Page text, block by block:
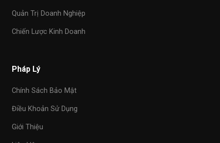
Quản Trị Doanh Nghiệp
Chiến Lược Kinh Doanh
Pháp Lý
Chính Sách Bảo Mật
Điều Khoản Sử Dụng
Giới Thiệu